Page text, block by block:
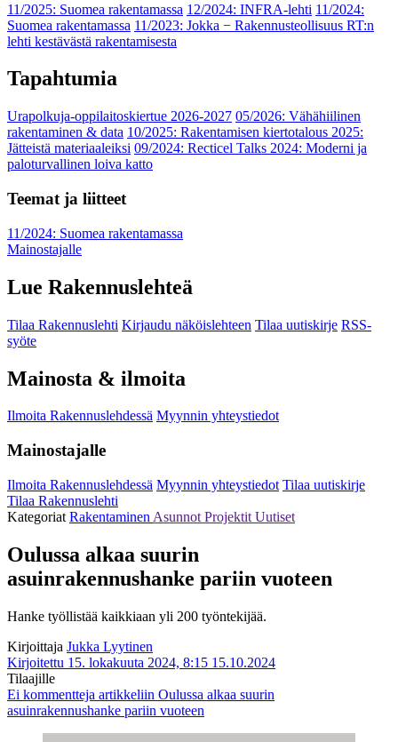
11/2025: Suomea rakentamassa 12/2024: INFRA-lehti 11/2024:
Suomea rakentamassa 11/2023: Jokka − Rakennusteollisuus RT:n
lehti kestävästä rakentamisesta
Tapahtumia
Urapolkuja-oppilaitoskiertue 2026-2027 05/2026: Vähähiilinen
rakentaminen & data 10/2025: Rakentamisen kiertotalous 2025:
Jätteistä materiaaleiksi 09/2024: Recticel Talks 2024: Moderni ja
paloturvallinen loiva katto
Teemat ja liitteet
11/2024: Suomea rakentamassa
Mainostajalle
Lue Rakennuslehteä
Tilaa Rakennuslehti Kirjaudu näköislehteen Tilaa uutiskirje RSS-
syöte
Mainosta & ilmoita
Ilmoita Rakennuslehdessä Myynnin yhteystiedot
Mainostajalle
Ilmoita Rakennuslehdessä Myynnin yhteystiedot Tilaa uutiskirje
Tilaa Rakennuslehti
Kategoriat Rakentaminen Asunnot Projektit Uutiset
Oulussa alkaa suurin
asuinrakennushanke pariin vuoteen
Hanke työllistää kaikkiaan yli 200 työntekijää.
Kirjoittaja Jukka Lyytinen
Kirjoitettu 15. lokakuuta 2024, 8:15 15.10.2024
Tilaajille
Ei kommentteja artikkeliin Oulussa alkaa suurin
asuinrakennushanke pariin vuoteen